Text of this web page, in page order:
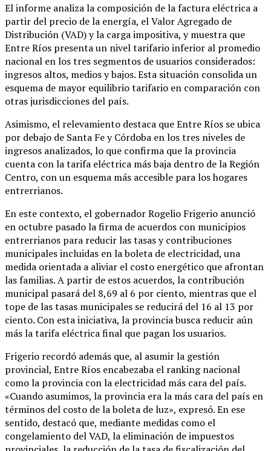
El informe analiza la composición de la factura eléctrica a
partir del precio de la energía, el Valor Agregado de
Distribución (VAD) y la carga impositiva, y muestra que
Entre Ríos presenta un nivel tarifario inferior al promedio
nacional en los tres segmentos de usuarios considerados:
ingresos altos, medios y bajos. Esta situación consolida un
esquema de mayor equilibrio tarifario en comparación con
otras jurisdicciones del país.
Asimismo, el relevamiento destaca que Entre Ríos se ubica
por debajo de Santa Fe y Córdoba en los tres niveles de
ingresos analizados, lo que confirma que la provincia
cuenta con la tarifa eléctrica más baja dentro de la Región
Centro, con un esquema más accesible para los hogares
entrerrianos.
En este contexto, el gobernador Rogelio Frigerio anunció
en octubre pasado la firma de acuerdos con municipios
entrerrianos para reducir las tasas y contribuciones
municipales incluidas en la boleta de electricidad, una
medida orientada a aliviar el costo energético que afrontan
las familias. A partir de estos acuerdos, la contribución
municipal pasará del 8,69 al 6 por ciento, mientras que el
tope de las tasas municipales se reducirá del 16 al 13 por
ciento. Con esta iniciativa, la provincia busca reducir aún
más la tarifa eléctrica final que pagan los usuarios.
Frigerio recordó además que, al asumir la gestión
provincial, Entre Ríos encabezaba el ranking nacional
como la provincia con la electricidad más cara del país.
«Cuando asumimos, la provincia era la más cara del país en
términos del costo de la boleta de luz», expresó. En ese
sentido, destacó que, mediante medidas como el
congelamiento del VAD, la eliminación de impuestos